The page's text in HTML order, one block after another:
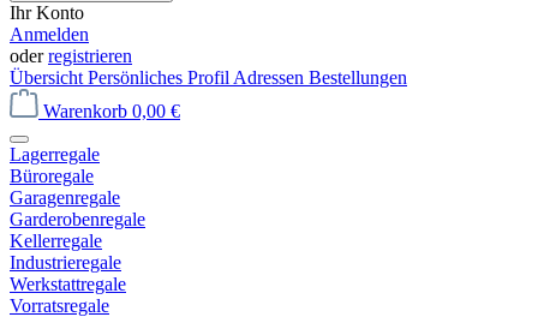
Ihr Konto
Anmelden
oderregistrieren
Übersicht Persönliches Profil Adressen Bestellungen
Warenkorb 0,00 €
Lagerregale
Büroregale
Garagenregale
Garderobenregale
Kellerregale
Industrieregale
Werkstattregale
Vorratsregale